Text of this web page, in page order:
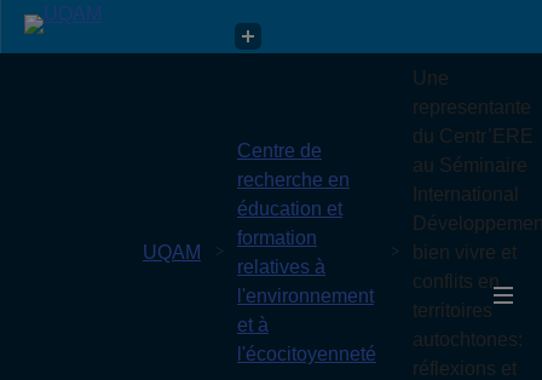
Centre de recherche en éducation et formation relatives à
UQAM
Centre de
recherche en
éducation et
formation
relatives à
l'environnement
et à
l'écocitoyenneté
Une
representante
du Centr’ERE
au Séminaire
International
bien vivre et
conflits en
territoires
autochtones:
réflexions et